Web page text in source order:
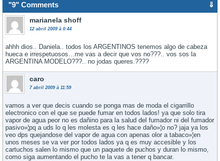
"9" Comments ⇓
marianela shoff
12 abril 2009 à 0:44
ahhh dios.. Daniela.. todos los ARGENTINOS tenemos algo de cabeza
hueca e irrespetuosos…me vas a decir que vos no???.. vos sos la
ARGENTINA MODELO???.. no jodas queres.????
caro
7 abril 2009 à 11:59
vamos a ver que decis cuando se ponga mas de moda el cigarrillo
electronico con el que se puede fumar en todos lados! ya que solo tira
vapor de agua peor no es dañino para la salud del fumador ni del fumador
pasivo»¦pq a uds lo q les molesta es q les hace daño»¦o no? jaja ya los
veo dps quejandose del vapor de agua con apenas olor a tabaco»¦en
unos meses se va ver por todos lados ya q es muy accesible y los
cartuchos salen lo mismo que un paquete de puchos y duran lo mismo,
como siga aumentando el pucho te la vas a tener q bancar.